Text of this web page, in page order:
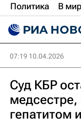
Политика В
07:19 10.04.2026
Суд КБР
гепатитом